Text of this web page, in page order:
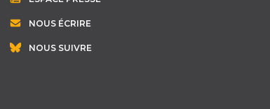
NOUS ÉCRIRE
NOUS SUIVRE